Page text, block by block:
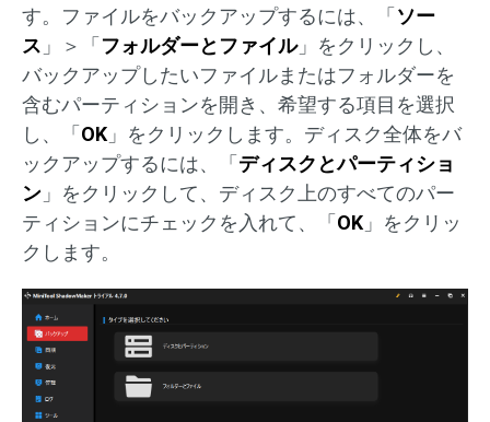
す。ファイルをバックアップするには、「 ソー
ス 」＞「 フォルダーとファイル」をクリックし、
バックアップしたいファイルまたはフォルダーを
含むパーティションを開き、希望する項目を選択
し、「 OK 」をクリックします。ディスク全体をバ
ックアップするには、「 ディスクとパーティショ
ン 」をクリックして、ディスク上のすべてのパー
ティションにチェックを入れて、「 OK 」をクリッ
クします。